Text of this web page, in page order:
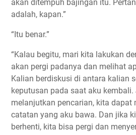
akan ditempuh bajingan itu.
adalah, kapan.”
“Itu benar.”
“Kalau begitu, mari kita lakukan
akan pergi padanya dan melihat
Kalian berdiskusi di antara kalian
keputusan pada saat aku
melanjutkan pencarian, kita dapat
catatan yang aku bawa. Dan jika
berhenti, kita bisa pergi dan